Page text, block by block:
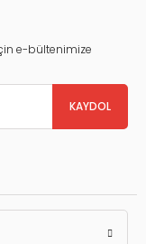
e-bültenimize
KAYDOL